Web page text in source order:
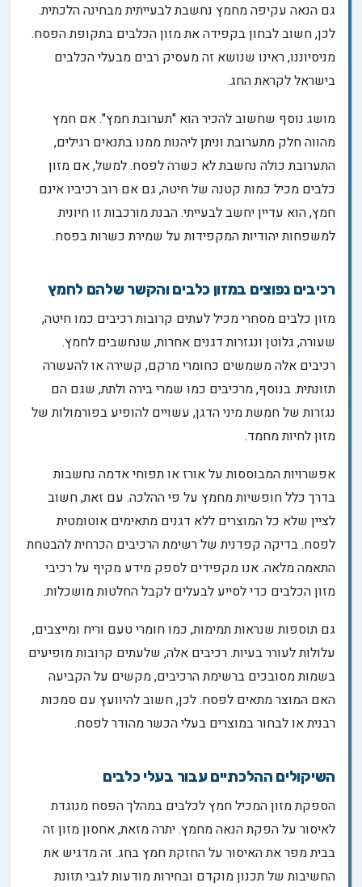
גם הנאה עקיפה מחמץ נחשבת לבעייתית מבחינה הלכתית.
לכן, חשוב לבחון בקפידה את מזון הכלבים בתקופת הפסח.
מניסיוננו, ראינו שנושא זה מעסיק רבים מבעלי הכלבים
בישראל לקראת החג.
מושג נוסף שחשוב להכיר הוא "תערובת חמץ". אם חמץ
מהווה חלק מתערובת וניתן ליהנות ממנו בתנאים רגילים,
התערובת כולה נחשבת לא כשרה לפסח. למשל, אם מזון
כלבים מכיל כמות קטנה של חיטה, גם אם רוב רכיביו אינם
חמץ, הוא עדיין יחשב לבעייתי. הבנת מורכבות זו חיונית
למשפחות יהודיות המקפידות על שמירת כשרות בפסח.
רכיבים נפוצים במזון כלבים והקשר שלהם לחמץ
מזון כלבים מסחרי מכיל לעתים קרובות רכיבים כמו חיטה,
שעורה, גלוטן ונגזרות דגנים אחרות, שנחשבים לחמץ.
רכיבים אלה משמשים כחומרי מרקם, קשירה או להעשרה
תזונתית. בנוסף, מרכיבים כמו שמרי בירה ולתת, שגם הם
נגזרות של חמשת מיני הדגן, עשויים להופיע בפורמולות של
מזון לחיות מחמד.
אפשרויות המבוססות על אורז או תפוחי אדמה נחשבות
בדרך כלל חופשיות מחמץ על פי ההלכה. עם זאת, חשוב
לציין שלא כל המוצרים ללא דגנים מתאימים אוטומטית
לפסח. בדיקה קפדנית של רשימת הרכיבים הכרחית להבטחת
התאמה מלאה. אנו מקפידים לספק מידע מקיף על רכיבי
מזון הכלבים כדי לסייע לבעלים לקבל החלטות מושכלות.
גם תוספות שנראות תמימות, כמו חומרי טעם וריח ומייצבים,
עלולות לעורר בעיות. רכיבים אלה, שלעתים קרובות מופיעים
בשמות מסובכים ברשימת הרכיבים, מקשים על הקביעה
האם המוצר מתאים לפסח. לכן, חשוב להיוועץ עם סמכות
רבנית או לבחור במוצרים בעלי הכשר מהודר לפסח.
השיקולים ההלכתיים עבור בעלי כלבים
הספקת מזון המכיל חמץ לכלבים במהלך הפסח מנוגדת
לאיסור על הפקת הנאה מחמץ. יתרה מזאת, אחסון מזון זה
בבית מפר את האיסור על החזקת חמץ בחג. זה מדגיש את
החשיבות של תכנון מוקדם ובחירות מודעות לגבי תזונת